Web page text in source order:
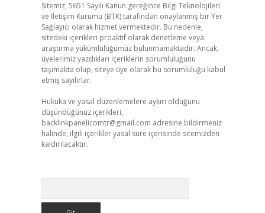
Sitemiz, 5651 Sayılı Kanun gereğince Bilgi Teknolojileri
ve İletişim Kurumu (BTK) tarafından onaylanmış bir Yer
Sağlayıcı olarak hizmet vermektedir. Bu nedenle,
sitedeki içerikleri proaktif olarak denetleme veya
araştırma yükümlülüğümüz bulunmamaktadır. Ancak,
üyelerimiz yazdıkları içeriklerin sorumluluğunu
taşımakta olup, siteye üye olarak bu sorumluluğu kabul
etmiş sayılırlar.
Hukuka ve yasal düzenlemelere aykırı olduğunu
düşündüğünüz içerikleri,
backlinkpanelicomtr@gmail.com adresine bildirmeniz
halinde, ilgili içerikler yasal süre içerisinde sitemizden
kaldırılacaktır.